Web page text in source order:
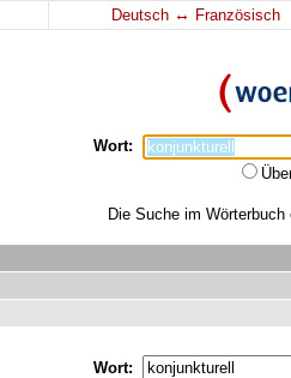
Deutsch ↔ Französisch
Wort:
Die Suche im
Wort: